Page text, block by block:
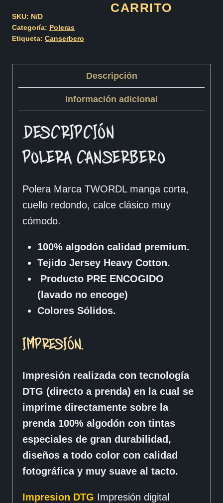
CARRITO
SKU: N/D
Categoría: Poleras
Etiqueta: Canserbero
Descripción
Información adicional
DESCRIPCIÓN
POLERA CANSERBERO
Polera Marca TWORDL manga corta,
cuello redondo, calce clásico muy
cómodo.
100% algodón calidad premium.
Tejido Jersey Heavy Cotton.
Producto PRE ENCOGIDO
(lavado no encoge)
Colores Sólidos.
IMPRESIÓN.
Impresión realizada con tecnología
DTG (directo a prenda) en la cual se
imprime directamente sobre la
prenda 100% algodón con tintas
especiales de gran durabilidad,
diseños a todo color con calidad
fotográfica y muy suave al tacto.
Impresion DTG Impresión digital